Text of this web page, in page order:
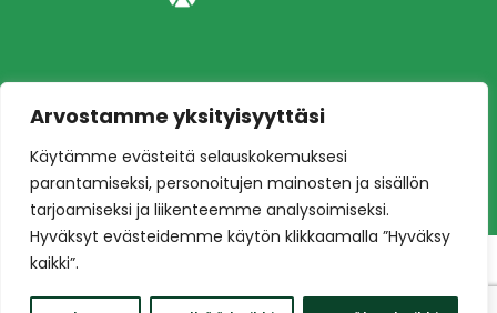
Arvostamme yksityisyyttäsi
Käytämme evästeitä selauskokemuksesi
parantamiseksi, personoitujen mainosten ja sisällön
tarjoamiseksi ja liikenteemme analysoimiseksi.
Hyväksyt evästeidemme käytön klikkaamalla ”Hyväksy
kaikki”.
edustusjoukkue
Toteutus:Mainostoimisto Värikäs